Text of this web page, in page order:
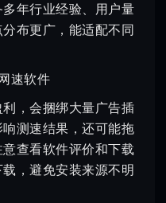
年行业经验、用户量
布更广，能适配不同
速软件
，会捆绑大量广告插
测速结果，还可能拖
查看软件评价和下载
，避免安装来源不明